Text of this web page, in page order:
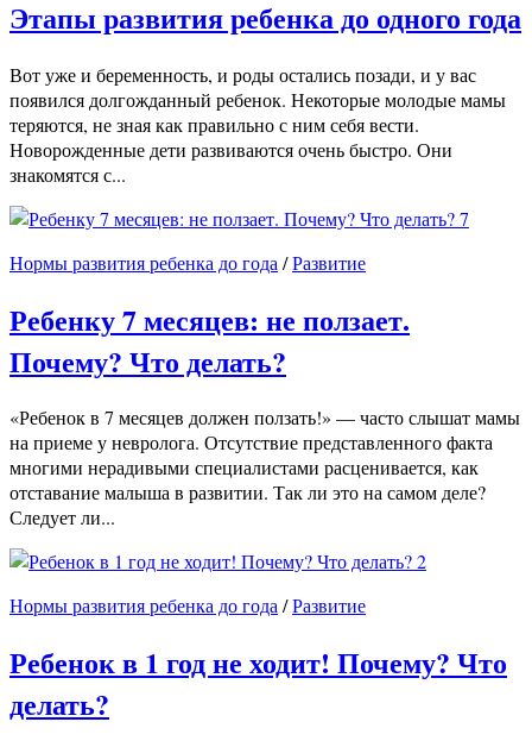
Этапы развития ребенка до одного года
Вот уже и беременность, и роды остались позади, и у вас
появился долгожданный ребенок. Некоторые молодые мамы
теряются, не зная как правильно с ним себя вести.
Новорожденные дети развиваются очень быстро. Они
знакомятся с...
7
Нормы развития ребенка до года /Развитие
Ребенку 7 месяцев: не ползает.
Почему? Что делать?
«Ребенок в 7 месяцев должен ползать!» — часто слышат мамы
на приеме у невролога. Отсутствие представленного факта
многими нерадивыми специалистами расценивается, как
отставание малыша в развитии. Так ли это на самом деле?
Следует ли...
2
Нормы развития ребенка до года/Развитие
Ребенок в 1 год не ходит! Почему? Что
делать?